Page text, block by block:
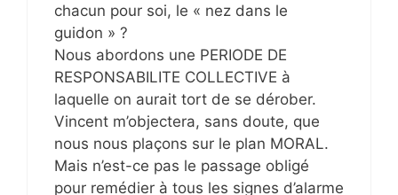
chacun pour soi, le « nez dans le
guidon » ?
Nous abordons une PERIODE DE
RESPONSABILITE COLLECTIVE à
laquelle on aurait tort de se dérober.
Vincent m’objectera, sans doute, que
nous nous plaçons sur le plan MORAL.
Mais n’est-ce pas le passage obligé
pour remédier à tous les signes d’alarme